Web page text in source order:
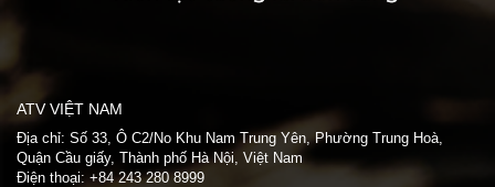
ATV VIỆT NAM
Địa chỉ: Số 33, Ô C2/No Khu Nam Trung Yên, Phường Trung Hoà,
Quận Cầu giấy, Thành phố Hà Nội, Việt Nam
Điện thoại: +84 243 280 8999